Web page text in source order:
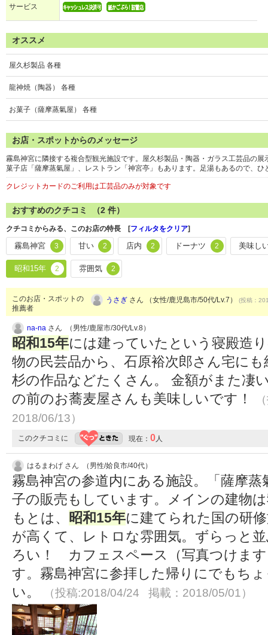
サービス
オススメ
屋久杉製品 各種
龍神焼（陶器） 各種
お菓子（薩摩蒸氣屋） 各種
お店・スポットからのメッセージ
霧島神宮に隣接する複合型観光施設です。屋久杉製品・陶器・ガラス工芸品の
菓子店「薩摩蒸氣屋」、レストラン「神宮亭」もあります。足湯もあるので、ひ
クレジットカードのご利用は工芸品のみが対象です
おすすめのクチコミ （2 件）
クチコミからみる、このお店の特長 [フィルタをクリア]
霧島神宮 3 甘い 2 店内 2 ドーナツ 2 美味し
昭和15年 2 雰囲気 2
このお店・スポットの
推薦者
うさぎ さん （女性/鹿児島市/50代/Lv.7） (投稿：
na-na さん （男性/鹿屋市/30代/Lv.8）
昭和15年には建っていたという寝殿造
物の民芸品から、石原裕次郎さん宅に
杉の作品などたくさん。 金額がまた凄
の前のお蕎麦屋さんも美味しいです！
2018/06/13）
このクチコミに 現在： 0人
はるまわげ さん （男性/姶良市/40代）
霧島神宮の参道内にある施設。「薩摩
子の販売もしています。メインの建物
もとは、
昭和15年に建てられた国の研
が高くて、レトロな雰囲気。ずらっと
ろい！ カフェスペース（写真つけま
す。霧島神宮に参拝した帰りにでもち
い。
（投稿:2018/04/24 掲載：2018/05/01）